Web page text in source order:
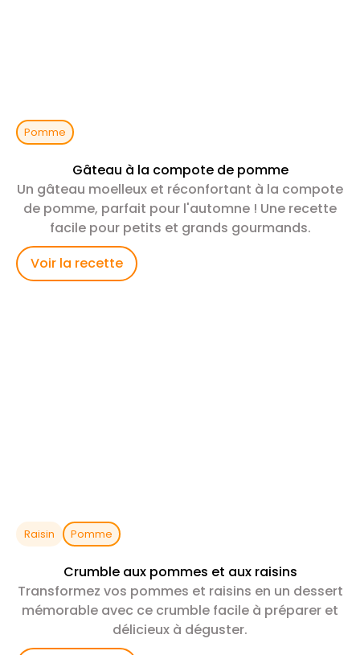
Pomme
Gâteau à la compote de pomme
Un gâteau moelleux et réconfortant à la compote
de pomme, parfait pour l'automne ! Une recette
facile pour petits et grands gourmands.
Voir la recette
Raisin Pomme
Crumble aux pommes et aux raisins
Transformez vos pommes et raisins en un dessert
mémorable avec ce crumble facile à préparer et
délicieux à déguster.